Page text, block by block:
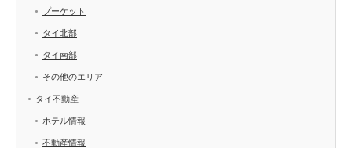
プーケット
タイ北部
タイ南部
その他のエリア
タイ不動産
ホテル情報
不動産情報